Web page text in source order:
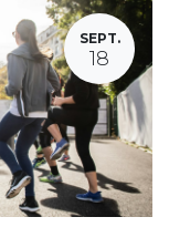
SEPT.
18